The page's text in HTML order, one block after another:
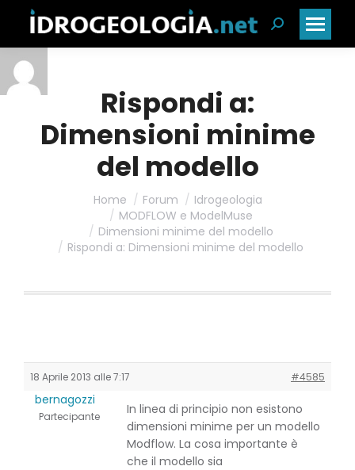
Cerca:
Rispondi a:
Dimensioni minime
del modello
Home Forum
Idrogeologia
MODFLOW e ModelMuse
Dimensioni minime del modello
Rispondi a: Dimensioni minime del modello
18 Aprile 2013 alle 7:17 #4585
bernagozzi
Partecipante
In linea di principio non esistono
dimensioni minime per un modello
Modflow. La cosa importante è
che il modello sia